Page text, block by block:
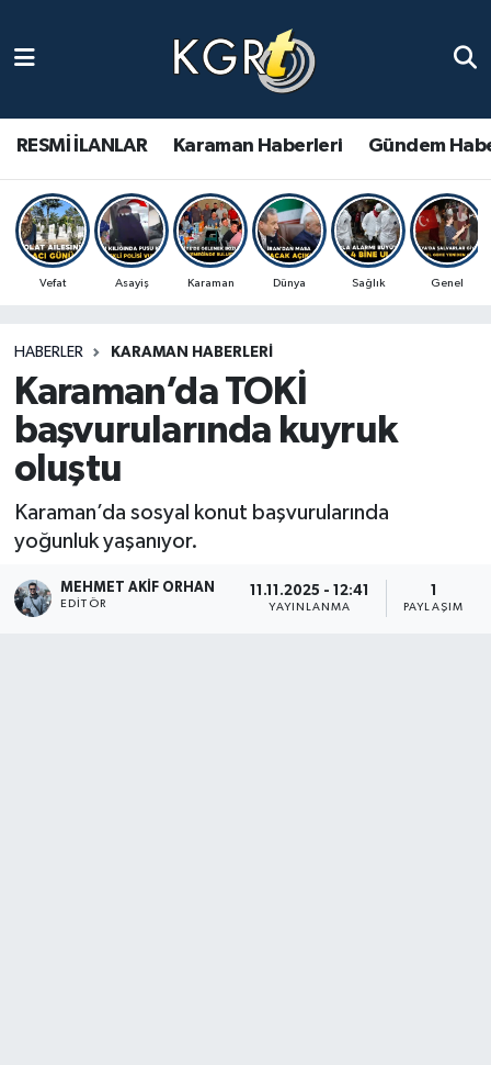
RESMİ İLANLAR Karaman Haberleri Gündem
Vefat Asayiş Karaman Dünya Sağlık Genel
HABERLER KARAMAN HABERLERI
Karaman’da TOKİ
başvurularında kuyruk
oluştu
Karaman’da sosyal konut başvurularında
yoğunluk yaşanıyor.
MEHMET AKIF ORHAN
EDITÖR
11.11.2025 - 12:41
YAYINLANMA
1
PAYLAŞIM
Gündem Haberleri
Güncel Haberler
Spor Haberleri
Ulusal Haberler
Vefat Edenler